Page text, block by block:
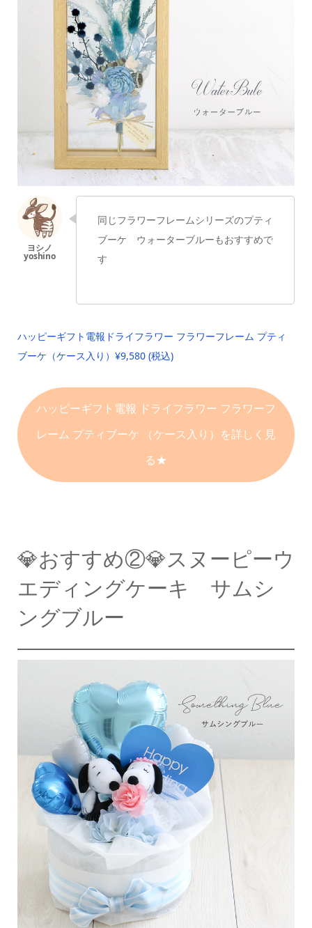
同じフラワーフレームシリーズのプティ
ブーケ ウォーターブルーもおすすめで
す
ハッピーギフト電報 ドライフラワー フラワーフレーム プティ
ブーケ （ケース入り） ¥9,580 (税込)
ハッピーギフト電報 ドライフラワー フラワーフ
レーム プティブーケ （ケース入り）を詳しく見
る★
💎おすすめ②💎スヌーピーウ
エディングケーキ サムシ
ングブルー